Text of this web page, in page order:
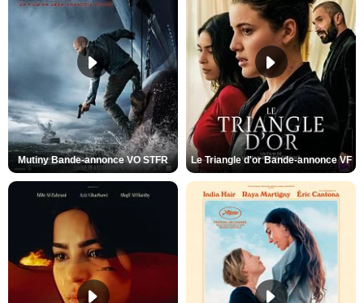
Mutiny Bande-annonce VO STFR Le Triangle d'or Bande-annonce VF